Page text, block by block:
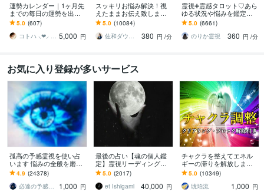
運勢カレンダー｜1ヶ月先
までの毎日の運勢を出し
ます 30日×500字のおよそ
1万5千文字で細かく詳細
に記します
5.0 (607)
コトハ ⸜❤︎⸝ 新サービス提供開始✨️ 5,000 円
スッキリお悩み解決！視
えたままお伝え致します
恋愛、結婚、人間関係、
仕事、人生、ペットの気
持ち等◎祈願付き
5.0 (10084)
佐和ダウジング＆スピリットメンター
380 円 /分
霊視➕霊感タロット♡あら
ゆる状況や悩みを鑑定し
ます 霊能家系末裔 |プロ占
い師歴16年| 気持ちや未来
を伝えます
5.0 (6661)
のりか霊視
360 円 /分
お気に入り登録が多いサービス
孤高の予感霊視を使い占
います 悩みの全般を磨き
上げ、研ぎ澄ました予感
より霊視により導きます
4.9 (24378)
必達の予感霊視 渡邊 潤一
1,000 円
最後の占い【魂の個人鑑
定】霊視リーディング承
ります 運命の地図を手
に、輝く人生を創る｜魂
の全体像を紐解く鑑定
5.0 (2017)
et Ishigami
40,000 円
チャクラを整えてエネル
ギーの滞りを解放します 7
割超リピート！人生を変
えたい人のエネルギー調
整
5.0 (10349)
琥珀流
1,000 円